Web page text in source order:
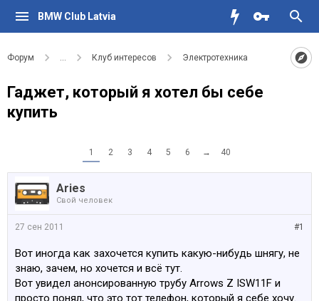
BMW Club Latvia
Форум ... Клуб интересов Электротехника
Гаджет, который я хотел бы себе
купить
1 2 3 4 5 6 → 40
Aries
Свой человек
#1
27 сен 2011
Вот иногда как захочется купить какую-нибудь шнягу, не
знаю, зачем, но хочется и всё тут.
Вот увидел анонсированную трубу Arrows Z ISW11F и
просто понял, что это тот телефон, который я себе хочу.